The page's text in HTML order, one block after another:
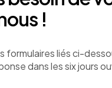
!
formulaires liés ci-
dans les six jours